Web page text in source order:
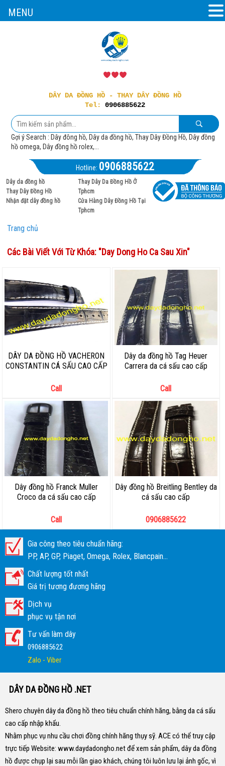
DÂY DA ĐỒNG HỒ - THAY DÂY ĐỒNG HỒ
Tel: 0906885622
Gợi ý Search : Dây đông hồ, Dây da đồng hồ, Thay Dây Đồng Hồ, Dây đồng
hồ omega, Dây đồng hồ rolex,...
Hotline: 0906885622
Dây da đồng hồ
Thay Dây Đồng Hồ
Nhận đặt dây đồng hồ
Thay Dây Da Đồng Hồ Ở
Tphcm
Cửa Hàng Dây Đồng Hồ Tại
Tphcm
Trang chủ
Các Bài Viết Với Từ Khóa: "Day Dong Ho Ca Sau Xin"
DÂY DA ĐỒNG HỒ VACHERON
CONSTANTIN CÁ SẤU CAO CẤP
Call
Dây da đồng hồ Tag Heuer
Carrera da cá sấu cao cấp
Call
Dây đồng hồ Franck Muller
Croco da cá sấu cao cấp
Call
Dây đồng hồ Breitling Bentley da
cá sấu cao cấp
0906885622
Gia công theo tiêu chuẩn hãng:
PP, AP, GP, Piaget, Omega, Rolex, Blancpain...
Chất lượng tốt nhất
Giá trị tương đương hãng
Dịch vụ
phục vụ tận nơi
Tư vấn làm dây
0906885622
Zalo - Viber
DÂY DA ĐỒNG HỒ .NET
Shero chuyên dây da đồng hồ theo tiêu chuẩn chính hãng, bằng da cá sấu
cao cấp nhập khẩu.
Nhằm phục vụ nhu cầu chơi đồng chính hãng thụy sỹ. ACE có thể truy cập
trực tiếp Website: www.daydadongho.netđể xem sản phẩm, dây da đồng
hồ được chụp lại sau mỗi lần giao khách, chúng tôi luôn lưu lại ảnh gốc, vì
MENU